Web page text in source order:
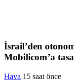
İsrail’den
Mobilicom’a
Hava 15 saat önce